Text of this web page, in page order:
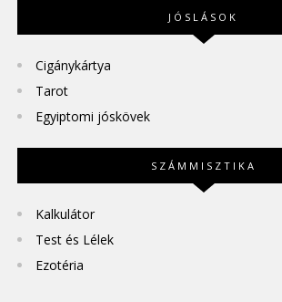
JÓSLÁSOK
Cigánykártya
Tarot
Egyiptomi jóskövek
SZÁMMISZTIKA
Kalkulátor
Test és Lélek
Ezotéria